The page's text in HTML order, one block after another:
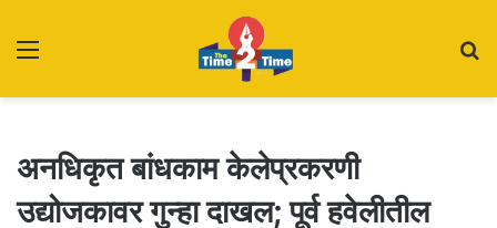
अनधिकृत बांधकाम केलेप्रकरणी
उद्योजकावर गुन्हा दाखल; पूर्व हवेलीतील